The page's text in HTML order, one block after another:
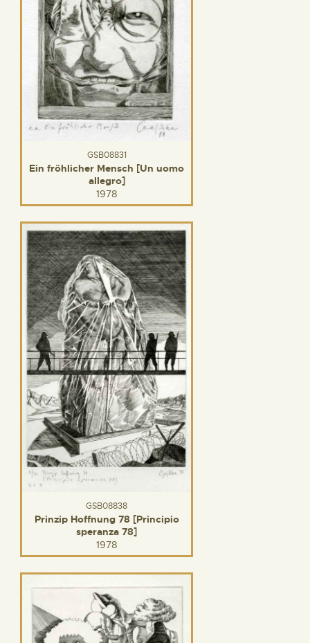
GSB08831
Ein fröhlicher Mensch [Un uomo
allegro]
1978
GSB08838
Prinzip Hoffnung 78 [Principio
speranza 78]
1978